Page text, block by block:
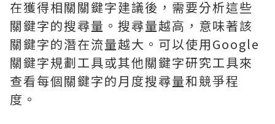
在獲得相關關鍵字建議後，需要分析這些
關鍵字的搜尋量。搜尋量越高，意味著該
關鍵字的潛在流量越大。可以使用Google
關鍵字規劃工具或其他關鍵字研究工具來
查看每個關鍵字的月度搜尋量和競爭程
度。